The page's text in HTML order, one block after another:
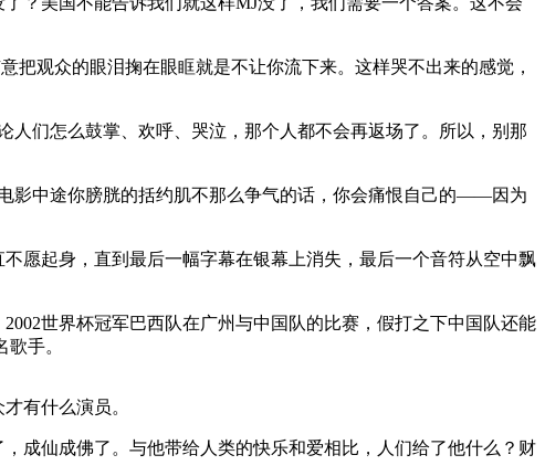
观众的眼泪掬在眼眶就是不让你流下来。这样哭不出来的感觉，
们怎么鼓掌、欢呼、哭泣，那个人都不会再返场了。所以，别那
影中途你膀胱的括约肌不那么争气的话，你会痛恨自己的——因为
愿起身，直到最后一幅字幕在银幕上消失，最后一个音符从空中飘
世界杯冠军巴西队在广州与中国队的比赛，假打之下中国队还能
手。
有什么演员。
成仙成佛了。与他带给人类的快乐和爱相比，人们给了他什么？财